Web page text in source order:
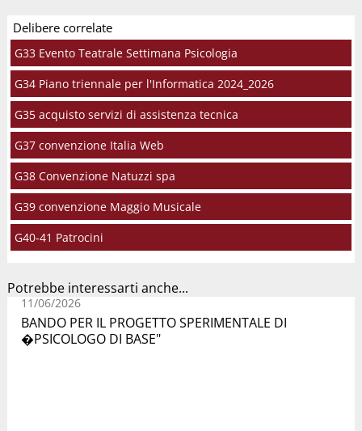
Delibere correlate
G33 Evento Teatrale Settimana Psicologia
G34 Piano triennale per l'Informatica 2024_2026
G35 acquisto servizi di assistenza tecnica
G37 convenzione Italia Web
G38 Convenzione Natuzzi spa
G39 convenzione Maggio Musicale
G40-41 Patrocini
Potrebbe interessarti anche...
11/06/2026
BANDO PER IL PROGETTO SPERIMENTALE DI
�PSICOLOGO DI BASE"